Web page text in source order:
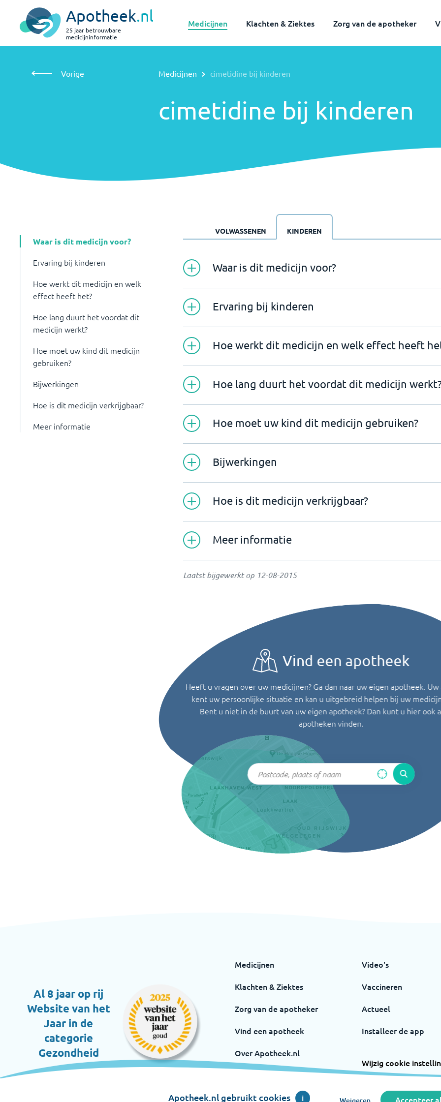
Apotheek.nl
25 jaar betrouwbare
medicijninformatie
Medicijnen Klachten & Ziektes Zorg van de apotheker
Vorige Medicijnen cimetidine bij kinderen
cimetidine bij kinderen
Waar is dit medicijn voor?
Ervaring bij kinderen
Hoe werkt dit medicijn en welk
effect heeft het?
Hoe lang duurt het voordat dit
medicijn werkt?
Hoe moet uw kind dit medicijn
gebruiken?
Bijwerkingen
Hoe is dit medicijn verkrijgbaar?
Meer informatie
VOLWASSENEN KINDEREN
Waar is dit medicijn voor?
Ervaring bij kinderen
Hoe werkt dit medicijn en welk effect heeft
Hoe lang duurt het voordat dit medicijn
Hoe moet uw kind dit medicijn gebruiken?
Bijwerkingen
Hoe is dit medicijn verkrijgbaar?
Meer informatie
Laatst bijgewerkt op 12-08-2015
Vind een apotheek
Heeft u vragen over uw medicijnen? Ga dan naar uw eigen apotheek.
kent uw persoonlijke situatie en kan u uitgebreid helpen bij uw
Bent u niet in de buurt van uw eigen apotheek? Dan kunt u hier ook
apotheken vinden.
Al 8 jaar op rij
Website van het
Jaar in de
categorie
Gezondheid
Medicijnen
Klachten & Ziektes
Zorg van de apotheker
Vind een apotheek
Over Apotheek.nl
Video's
Vaccineren
Actueel
Installeer de app
Wijzig cookie
Apotheek.nl gebruikt cookies i Weigeren Accepteer